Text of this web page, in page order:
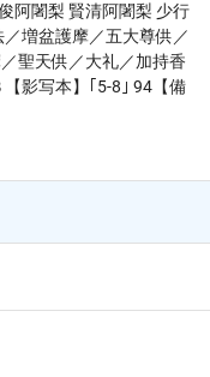
阿闍梨 賢清阿闍梨 少行
増盆護摩／五大尊供／
聖天供／大礼／加持香
影写本】｢5-8｣ 94【備